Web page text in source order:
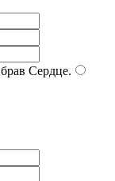
Сердце.